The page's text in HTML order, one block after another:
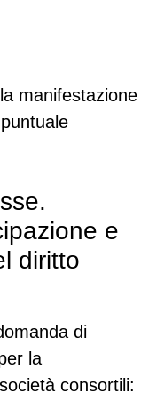
manifestazione
e
diritto
di
la
consortili: